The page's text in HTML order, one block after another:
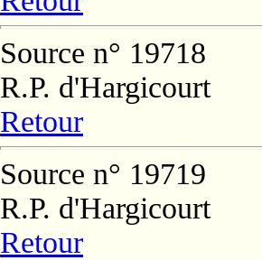
Source n° 19718
R.P. d'Hargicourt
Retour
Source n° 19719
R.P. d'Hargicourt
Retour